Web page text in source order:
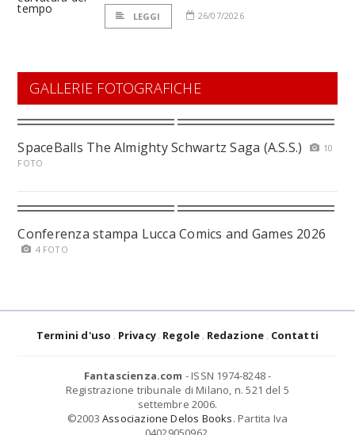
LEGGI 26/07/2026
GALLERIE FOTOGRAFICHE
SpaceBalls The Almighty Schwartz Saga (A.S.S.)
10
FOTO
Conferenza stampa Lucca Comics and Games 2026
4 FOTO
Termini d'uso Privacy Regole Redazione Contatti
Fantascienza.com - ISSN 1974-8248 -
Registrazione tribunale di Milano, n. 521 del 5
settembre 2006.
©2003 Associazione Delos Books. Partita Iva